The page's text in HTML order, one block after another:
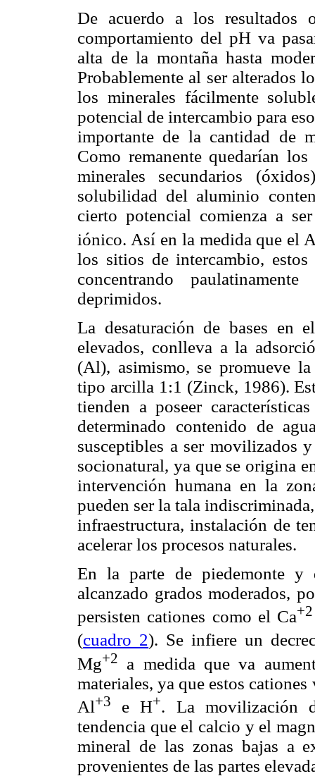
De acuerdo a los resultados
comportamiento del pH va
alta de la montaña hasta
Probablemente al ser alterados
los minerales fácilmente
potencial de intercambio para
importante de la cantidad de
Como remanente quedarían
minerales secundarios
solubilidad del aluminio
cierto potencial comienza a
iónico. Así en la medida que el
los sitios de intercambio,
concentrando
deprimidos.
La desaturación de bases en
elevados, conlleva a la
(Al), asimismo, se promueve
tipo arcilla 1:1 (Zinck, 1986).
tienden a poseer
determinado contenido de
susceptibles a ser movilizados
socionatural, ya que se origina
intervención humana en la
pueden ser la tala
infraestructura, instalación de
acelerar los procesos naturales.
En la parte de piedemonte y
alcanzado grados moderados,
persisten cationes como el Ca+2
(cuadro 2). Se infiere un
Mg+2
a medida que va
materiales, ya que estos
Al+3 e H+. La movilización
tendencia que el calcio y el
mineral de las zonas bajas a
provenientes de las partes